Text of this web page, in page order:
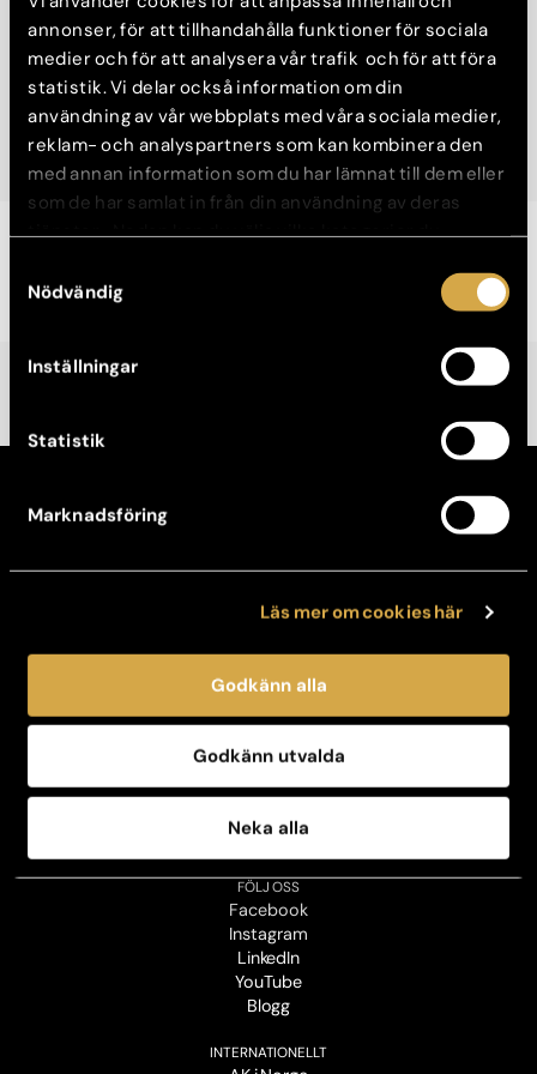
annonser, för att tillhandahålla funktioner för sociala
medier och för att analysera vår trafik och för att föra
statistik. Vi delar också information om din
användning av vår webbplats med våra sociala medier,
reklam- och analyspartners som kan kombinera den
med annan information som du har lämnat till dem eller
som de har samlat in från din användning av deras
tjänster. Nedan kan du välja vilka kategorier du
mer information om hur varje kategori används.
Nödvändig
Inställningar
Statistik
Marknadsföring
Läs mer om cookies här
Godkänn alla
Godkänn utvalda
Neka alla
Auktoriserad hudterapeut, Västerås
Föräldraledig
Boka konsultation
Vår historia
Jobba hos oss
Kontaktpersoner för press
Personuppgiftspolicy
Sustainability policy
Business code of conduct
Sustainability report
Annual report
Man
FÖLJ OSS
Facebook
Instagram
LinkedIn
YouTube
Blogg
INTERNATIONELLT